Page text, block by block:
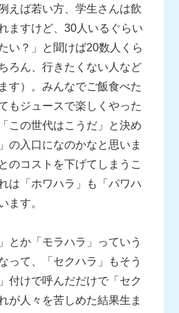
えば若い方、学生さんは飲
ますけど、30人いるぐらい
い？」と聞けば20数人くら
ろん、行きたくない人など
す）。みんなでご飯食べた
もジュースで楽しくやった
この世代はこうだ」と決め
の入口になのかなと思いま
のコストを下げてしまうこ
は「ホワハラ」も「パワハ
ます。
とか「モラハラ」っていう
って、「セクハラ」もそう
付けで呼んだだけで「セク
が人々を苦しめた結果生ま